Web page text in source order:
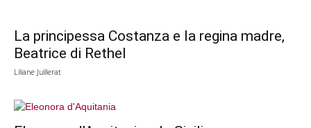
La principessa Costanza e la regina madre,
Beatrice di Rethel
Liliane Juillerat